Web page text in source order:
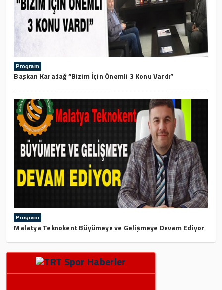
Program
Başkan Karadağ “Bizim İçin Önemli 3 Konu Vardı”
Program
Malatya Teknokent Büyümeye ve Gelişmeye Devam Ediyor